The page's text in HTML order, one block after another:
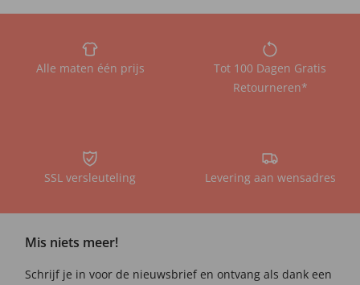
Alle maten één prijs
Tot 100 Dagen Gratis
Retourneren*
SSL versleuteling Levering aan wensadres
Mis niets meer!
Schrijf je in voor de nieuwsbrief en ontvang als dank een